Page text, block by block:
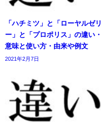
「ハチミツ」と「ローヤルゼリ
ー」と「プロポリス」の違い・
意味と使い方・由来や例文
2021年2月7日